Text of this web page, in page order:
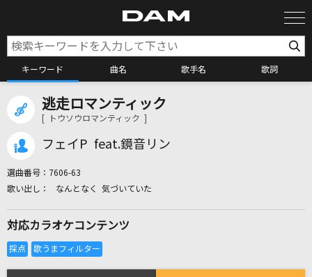
キーワード 曲名 歌手名 歌詞
カラオケ検索
逃走ロマンティック
[ トウソウロマンティック ]
フェイP feat.鏡音リン
選曲番号： 7606-63
なんとなく 気づいていた
対応カラオケコンテンツ